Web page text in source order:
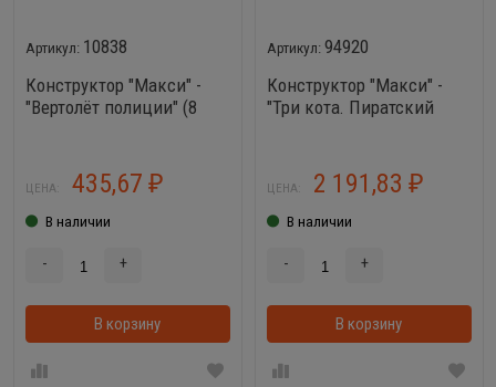
10838
Конструктор "Макси" -
"Вертолёт полиции" (8
ЦЕНА: 435,67 ₽
В наличии
- +
В корзину В корзинке
94920
Конструктор "Макси" -
"Три кота. Пиратский
ЦЕНА: 2 191,83 ₽
В наличии
- +
В корзину